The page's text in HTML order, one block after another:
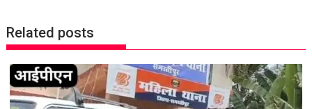
a
v
i
g
a
Related posts